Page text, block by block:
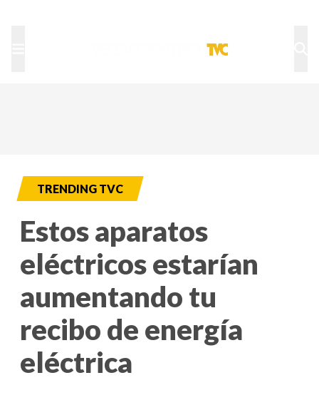
TRENDING TVC
Estos aparatos
eléctricos estarían
aumentando tu
recibo de energía
eléctrica